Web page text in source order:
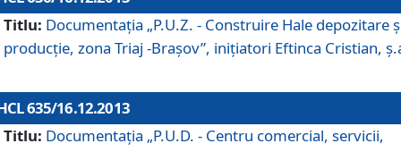
Titlu: Documentaţia „P.U.Z. - Construire Hale depozitare
producţie, zona Triaj -Braşov”, iniţiatori Eftinca Cristian,
635/16.12.2013
Titlu: Documentaţia „P.U.D. - Centru comercial, servicii,